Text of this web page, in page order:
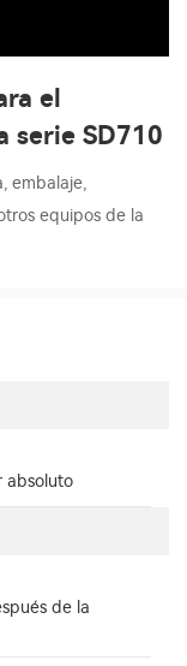
el
serie SD710
embalaje,
equipos de la
absoluto
de la